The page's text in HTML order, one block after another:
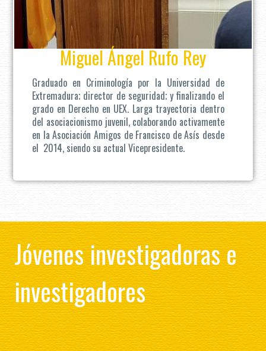
Miguel Ángel Rufo Rey
Graduado en Criminología por la Universidad de
Extremadura; director de seguridad; y finalizando el
grado en Derecho en UEX. Larga trayectoria dentro
del asociacionismo juvenil, colaborando activamente
en la Asociación Amigos de Francisco de Asís desde
el 2014, siendo su actual Vicepresidente.
Jóvenes investigadoras e
investigadores